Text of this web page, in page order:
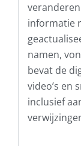
informatie
namen,
bevat de
video’s en
inclusief